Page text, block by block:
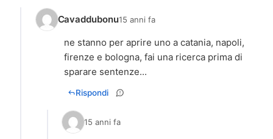
Cavaddubonu15 anni fa
ne stanno per aprire uno a catania, napoli,
firenze e bologna, fai una ricerca prima di
sparare sentenze...
Rispondi
15 anni fa